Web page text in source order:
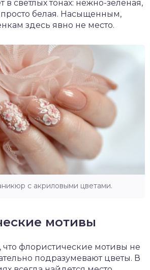
в светлых тонах: нежно-зеленая,
белая. Насыщенным,
здесь явно не место.
с акриловыми цветами.
мотивы
что флористические мотивы не
подразумевают цветы. В